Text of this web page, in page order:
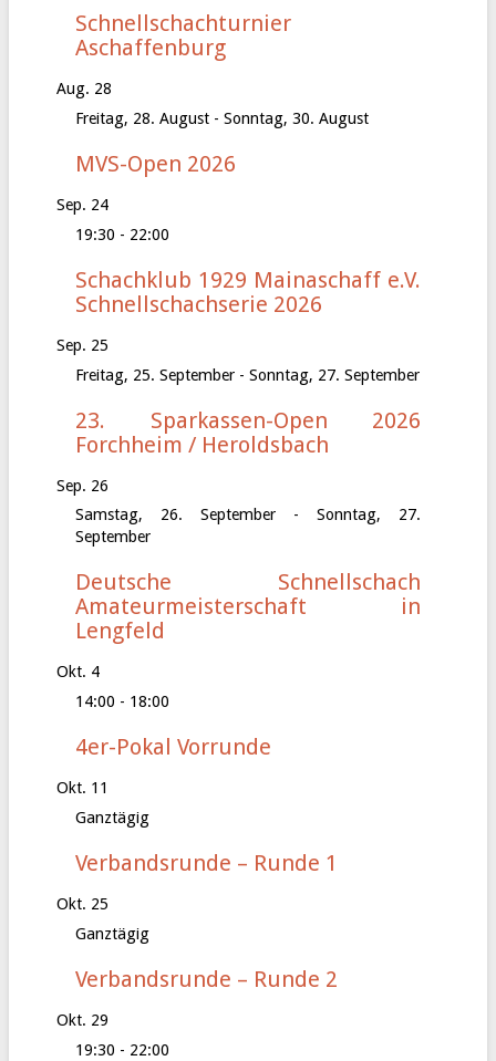
Schnellschachturnier
Aschaffenburg
Aug. 28
Freitag, 28. August -Sonntag, 30. August
MVS-Open 2026
Sep. 24
19:30 - 22:00
Schachklub 1929 Mainaschaff e.V.
Schnellschachserie 2026
Sep. 25
Freitag, 25. September -Sonntag, 27. September
23. Sparkassen-Open 2026
Forchheim / Heroldsbach
Sep. 26
Samstag, 26. September - Sonntag, 27.
September
Deutsche Schnellschach
Amateurmeisterschaft in
Lengfeld
Okt. 4
14:00 - 18:00
4er-Pokal Vorrunde
Okt. 11
Ganztägig
Verbandsrunde – Runde 1
Okt. 25
Ganztägig
Verbandsrunde – Runde 2
Okt. 29
19:30 - 22:00